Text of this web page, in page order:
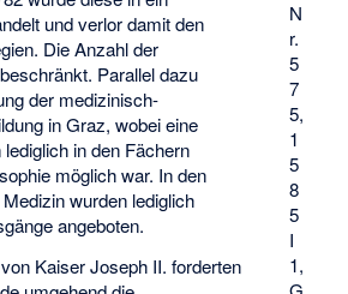
N
r.
5
7
5,
1
5
8
5
I
1,
und verlor damit den
Die Anzahl der
Parallel dazu
der medizinisch-
in Graz, wobei eine
in den Fächern
möglich war. In den
wurden lediglich
angeboten.
Kaiser Joseph II. forderten